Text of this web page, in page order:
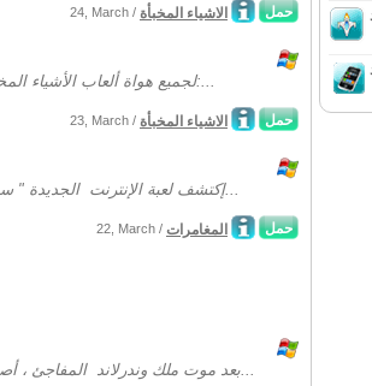
حمل 24, March / الاشياء المخبأة
لجميع هواة ألعاب الأشياء المخبأة: أهلاً بكم في المغامرة الجديدة :"لفنغ لجندس:...
حمل 23, March / الاشياء المخبأة
إكتشف لعبة الإنترنت الجديدة " سويت ليلي دريمز : شبتر 1 " و أدخل في جو الأحلام...
حمل 22, March / المغامرات
بعد موت ملك وندرلاند المفاجئ ، أصبح على الشعب إختيار قائدهم الجديد! إلعب اللعبة...